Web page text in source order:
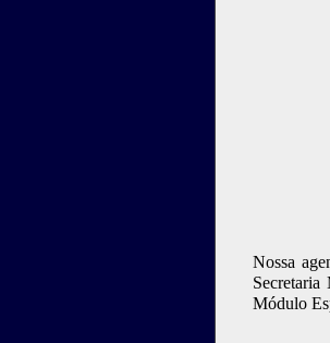
Nossa
Módulo